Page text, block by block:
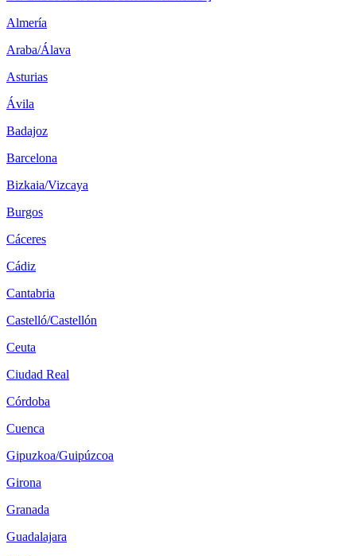
Almería
Araba/Álava
Asturias
Ávila
Badajoz
Barcelona
Bizkaia/Vizcaya
Burgos
Cáceres
Cádiz
Cantabria
Castelló/Castellón
Ceuta
Ciudad Real
Córdoba
Cuenca
Gipuzkoa/Guipúzcoa
Girona
Granada
Guadalajara